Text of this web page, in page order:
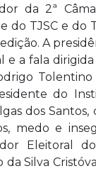
da 2ª
do TJSC e do
A
a fala
do
dos
medo e
Eleitoral
Silva